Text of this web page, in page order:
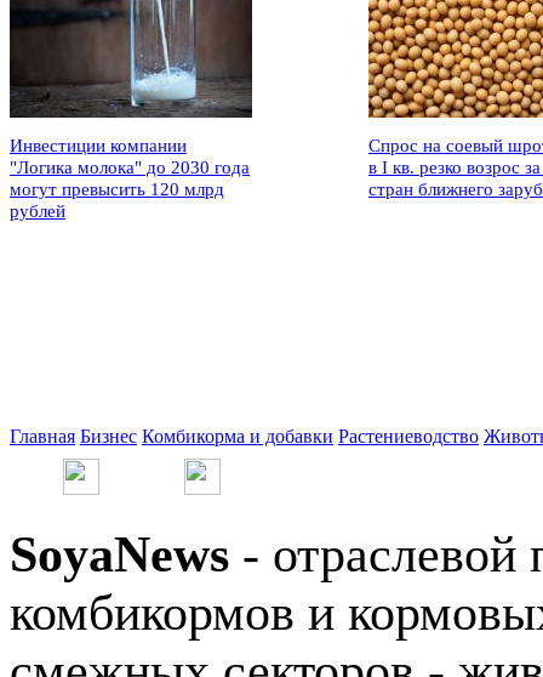
Инвестиции компании
"Логика молока" до 2030 года
могут превысить 120 млрд
рублей
Спрос на соевый
в I кв. резко возрос
стран ближнего
Главная Бизнес Комбикорма и добавки Растениеводство
SoyaNews - отраслевой
комбикормов и